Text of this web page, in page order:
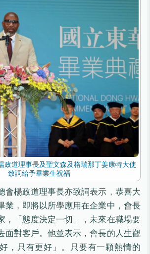
政道理事長及聖文森及格瑞那丁姜康特大使
致詞給予畢業生祝福
會楊政道理事長亦致詞表示，恭喜大
業，即將以所學應用在企業中，會長
，「態度決定一切」，未來在職場要
面對客戶。他並表示，會長的人生觀
，只有更好」。只要有一顆熱情的